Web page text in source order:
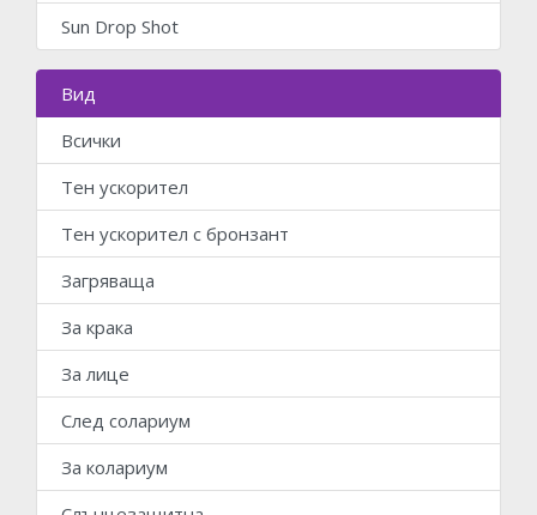
Sun Drop Shot
Вид
Всички
Тен ускорител
Тен ускорител с бронзант
Загряваща
За крака
За лице
След солариум
За колариум